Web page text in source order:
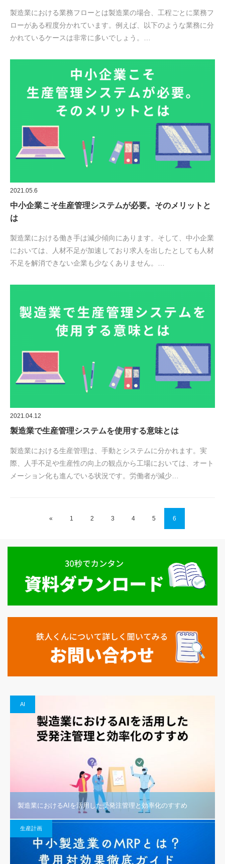
製造業における業務フローとは製造業の場合、工程ごとに業務フ
ローがある程度分かれています。例えば、以下のような業務に分
かれているケースは非常に多いでしょう。…
2021.05.6
中小企業こそ生産管理システムが必要。そのメリットと
は
製造業における働き手は減少傾向にあります。そして、中小企業
においては、人材不足が加速しており求人を出したとしても人材
不足を解消できない企業も少なくありません。…
2021.04.12
製造業で生産管理システムを使用する意味とは
製造業における生産管理は、手動とシステムに分かれます。実
際、人手不足や生産性の向上の観点から工場においては、オート
メーション化も進んでいる状況です。労働者が減少…
« 1 2 3 4 5 6
AI
製造業におけるAIを活用した受発注管理と効率化のすすめ
生産計画